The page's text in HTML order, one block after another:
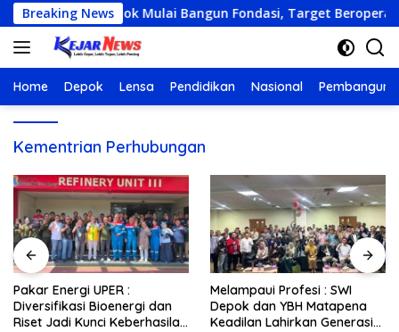
Langsung
ke
konten
Breaking News
Depok Mulai Bangun Fondasi, Target Beroperasi
Home Depok Lensa Pendidikan Nasional
Kementrian Perhubungan
Pakar Energi UPER :
Diversifikasi Bioenergi dan
Riset Jadi Kunci Keberhasilan
Melampaui Profesi : SWI
Depok dan YBH Matapena
Keadilan Lahirkan Generasi